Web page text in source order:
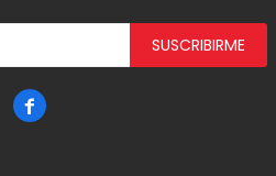
SUSCRIBIRME
